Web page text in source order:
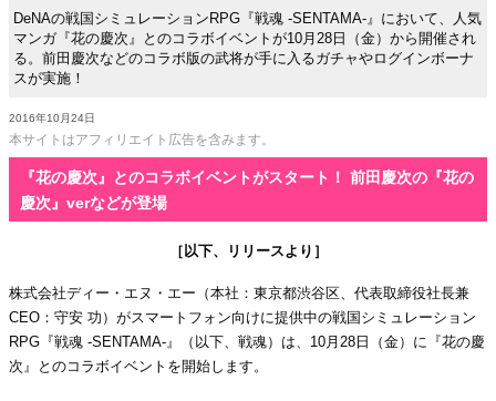
DeNAの戦国シミュレーションRPG『戦魂 -SENTAMA-』において、人気
マンガ『花の慶次』とのコラボイベントが10月28日（金）から開催され
る。前⽥慶次などのコラボ版の武将が手に入るガチャやログインボーナ
スが実施！
2016年10月24日
本サイトはアフィリエイト広告を含みます。
『花の慶次』とのコラボイベントがスタート！ 前田慶次の『花の
慶次』verなどが登場
［以下、リリースより］
株式会社ディー・エヌ・エー（本社：東京都渋谷区、代表取締役社長兼
CEO：守安 功）がスマートフォン向けに提供中の戦国シミュレーション
RPG『戦魂 -SENTAMA-』（以下、戦魂）は、10月28日（金）に『花の慶
次』とのコラボイベントを開始します。